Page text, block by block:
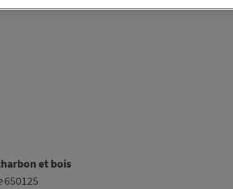
et bois
650125